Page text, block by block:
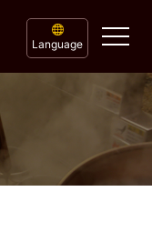
Language